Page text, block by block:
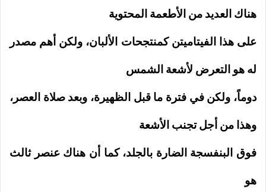
هناك العديد من الأطعمة المحتوية
على هذا الفيتاميتن كمنتجحات الألبان، ولكن أهم مصدر
له هو التعرض لأشعة الشمس
دوماً، ولكن في فترة ما قبل الظهيرة، وبعد صلاة العصر،
وهذا من أجل تجنب الأشعة
فوق البنفسجة الضارة بالجلد،كما أن هناك عنصر ثالث
هو